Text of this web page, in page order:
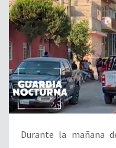
Durante la mañana